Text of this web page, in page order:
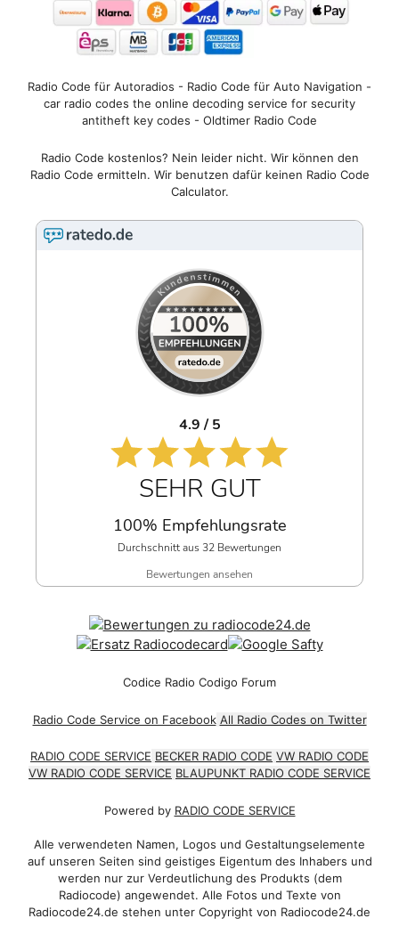
Radio Code für Autoradios - Radio Code für Auto Navigation -
car radio codes the online decoding service for security
antitheft key codes - Oldtimer Radio Code
Radio Code kostenlos? Nein leider nicht. Wir können den
Radio Code ermitteln. Wir benutzen dafür keinen Radio Code
Calculator.
4.9 / 5
SEHR GUT
100% Empfehlungsrate
Durchschnitt aus 32 Bewertungen
Bewertungen ansehen
Codice Radio Codigo Forum
Radio Code Service on Facebook All Radio Codes on Twitter
RADIO CODE SERVICE BECKER RADIO CODE VW RADIO CODE
VW RADIO CODE SERVICE BLAUPUNKT RADIO CODE SERVICE
Powered by RADIO CODE SERVICE
Alle verwendeten Namen, Logos und Gestaltungselemente
auf unseren Seiten sind geistiges Eigentum des Inhabers und
werden nur zur Verdeutlichung des Produkts (dem
Radiocode) angewendet. Alle Fotos und Texte von
Radiocode24.de stehen unter Copyright von Radiocode24.de